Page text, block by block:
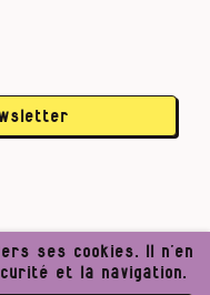
ses cookies. Il n’en
et la navigation.